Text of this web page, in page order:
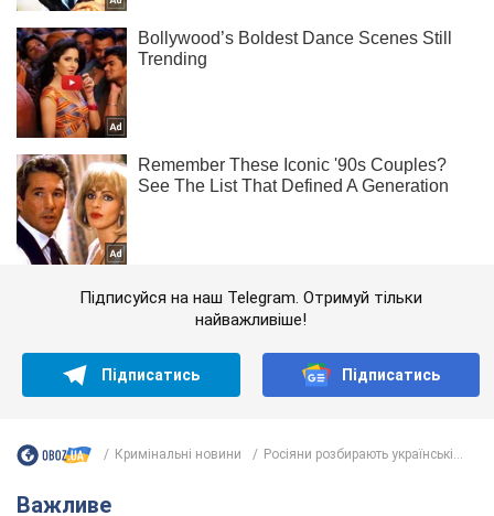
Підписуйся на наш Telegram. Отримуй тільки
найважливіше!
Підписатись Підписатись
Кримінальні новини Росіяни розбирають українські...
Важливе